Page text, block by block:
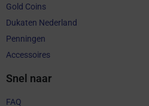
Gold Coins
Dukaten Nederland
Penningen
Accessoires
Snel naar
FAQ